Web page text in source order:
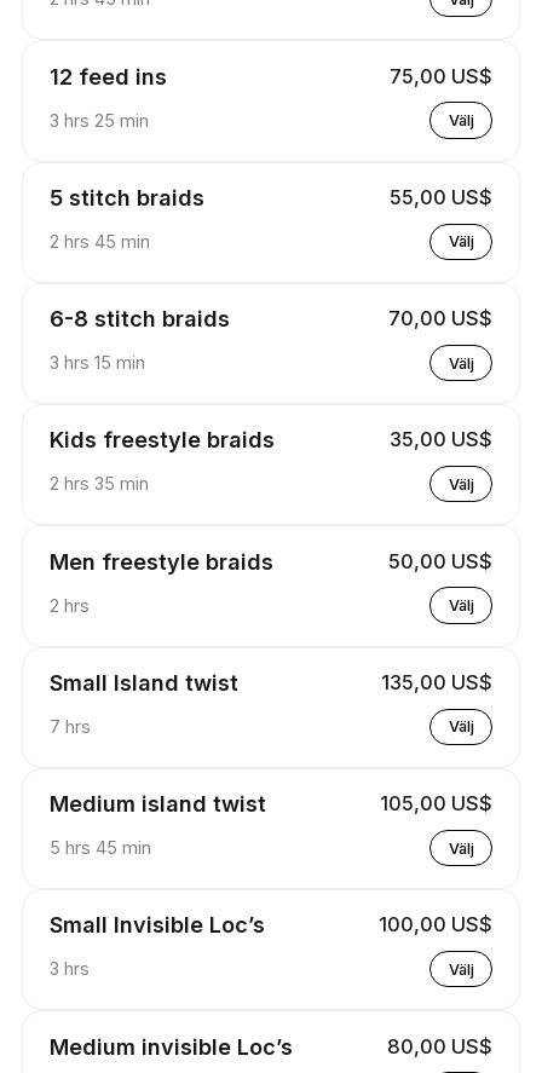
12 feed ins 75,00 US$
3 hrs 25 min Välj
5 stitch braids 55,00 US$
2 hrs 45 min Välj
6-8 stitch braids 70,00 US$
3 hrs 15 min Välj
Kids freestyle braids 35,00 US$
2 hrs 35 min Välj
Men freestyle braids 50,00 US$
2 hrs Välj
Small Island twist 135,00 US$
7 hrs Välj
Medium island twist 105,00 US$
5 hrs 45 min Välj
Small Invisible Loc’s 100,00 US$
3 hrs Välj
Medium invisible Loc’s 80,00 US$